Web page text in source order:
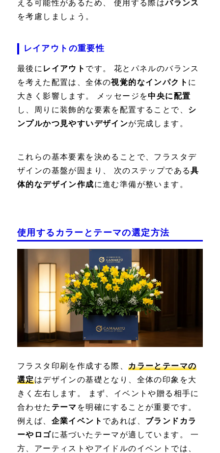
える可能性があるため、 使用する際はバランス
を考慮しましょう。
レイアウトの重要性
最後に レイアウト です。 花とパネルのバランス
を考えた配置は、全体の視覚的なインパクト に
大きく影響します。 メッセージを中央に配置
し、周りに装飾的な要素を配置することで、 シ
ンプルかつ見やすいデザインが完成します。
これらの基本要素を決めることで、フラスタデ
ザインの基盤が固まり、 次のステップである具
体的なデザイン作成に進む準備が整います。
使用するカラーとテーマの選定方法
フラスタ印刷を作成する際、カラーとテーマの
選定はデザインの基礎となり、全体の印象を大
きく左右します。 まず、イベントや贈る相手に
合わせた テーマ を明確にすることが重要です。
例えば、 企業イベント であれば、 ブランドカラ
ーやロゴに基づいたテーマが適しています。 一
方、アーティストやアイドルのイベントでは、